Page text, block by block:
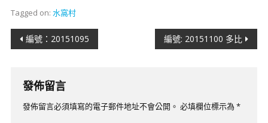
Tagged on: 水窩村
文
導
覽
編號：20151095 編號: 20151100 多比
發佈留言
發佈留言必須填寫的電子郵件地址不會公開。 必填欄位標示為 *